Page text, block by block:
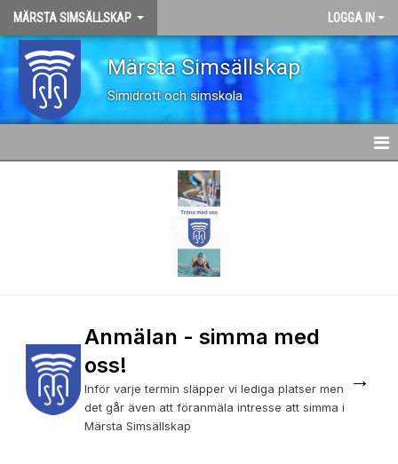
MÄRSTA SIMSÄLLSKAP LOGGA IN
Märsta Simsällskap
Simidrott och simskola
AVGIFTER
NYHETER
Anmälan - simma med
oss!
Inför varje termin släpper vi lediga platser men
det går även att föranmäla intresse att simma i
Märsta Simsällskap
→